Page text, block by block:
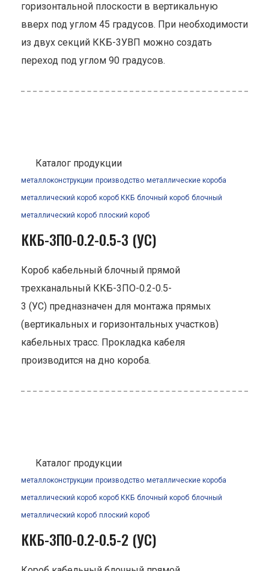
горизонтальной плоскости в вертикальную
вверх под углом 45 градусов. При необходимости
из двух секций ККБ-3УВП можно создать
переход под углом 90 градусов.
Каталог продукции
металлоконструкции производство металлические короба
металлический короб короб ККБ блочный короб блочный
металлический короб плоский короб
ККБ-3ПО-0.2-0.5-3 (УС)
Короб кабельный блочный прямой
трехканальный ККБ-3ПО-0.2-0.5-
3 (УС) предназначен для монтажа прямых
(вертикальных и горизонтальных участков)
кабельных трасс. Прокладка кабеля
производится на дно короба.
Каталог продукции
металлоконструкции производство металлические короба
металлический короб короб ККБ блочный короб блочный
металлический короб плоский короб
ККБ-3ПО-0.2-0.5-2 (УС)